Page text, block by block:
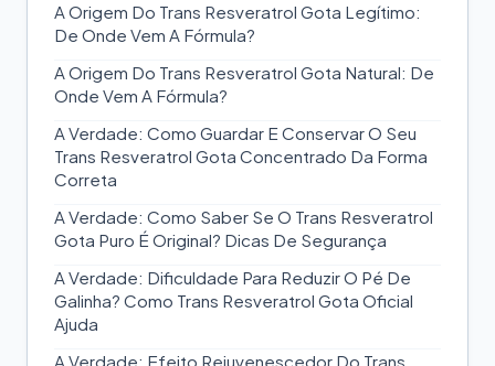
A Origem Do Trans Resveratrol Gota Legítimo:
De Onde Vem A Fórmula?
A Origem Do Trans Resveratrol Gota Natural: De
Onde Vem A Fórmula?
A Verdade: Como Guardar E Conservar O Seu
Trans Resveratrol Gota Concentrado Da Forma
Correta
A Verdade: Como Saber Se O Trans Resveratrol
Gota Puro É Original? Dicas De Segurança
A Verdade: Dificuldade Para Reduzir O Pé De
Galinha? Como Trans Resveratrol Gota Oficial
Ajuda
A Verdade: Efeito Rejuvenescedor Do Trans